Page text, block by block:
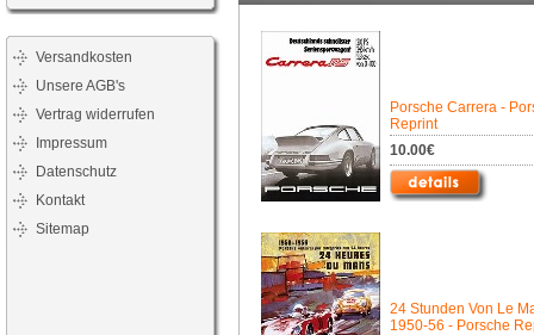
Versandkosten
Unsere AGB's
Vertrag widerrufen
Impressum
Datenschutz
Kontakt
Sitemap
Porsche Carrera -
Reprint
10.00€
24 Stunden Von Le
1950-56 - Porsche